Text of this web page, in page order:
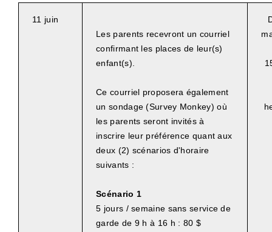
11 juin
Les parents recevront un courriel
confirmant les places de leur(s)
enfant(s).
Ce courriel proposera également
un sondage (Survey Monkey) où
les parents seront invités à
inscrire leur préférence quant aux
deux (2) scénarios d'horaire
suivants :
Scénario 1
5 jours / semaine sans service de
garde de 9 h à 16 h : 80 $